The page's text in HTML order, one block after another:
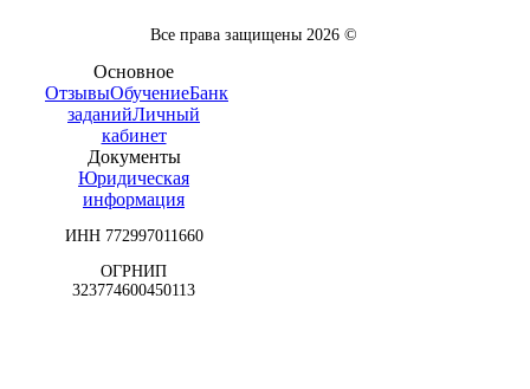
Все права защищены 2026 ©
Основное
ОтзывыОбучениеБанк
заданийЛичный
кабинет
Документы
Юридическая
информация
ИНН 772997011660
ОГРНИП
323774600450113